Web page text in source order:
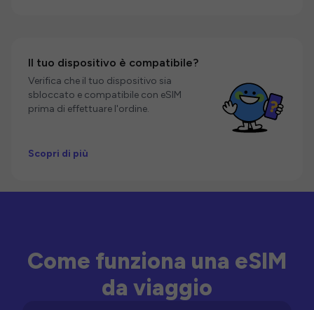
Il tuo dispositivo è compatibile?
Verifica che il tuo dispositivo sia
sbloccato e compatibile con eSIM
prima di effettuare l'ordine.
Scopri di più
Come funziona una eSIM
da viaggio